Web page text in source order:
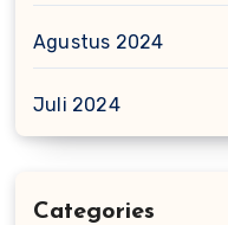
Agustus 2024
Juli 2024
Categories